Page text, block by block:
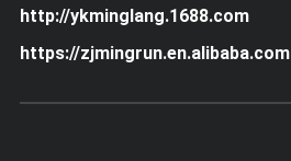
http://ykminglang.1688.com
https://zjmingrun.en.alibaba.com